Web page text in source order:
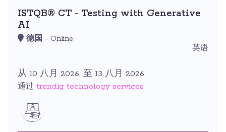
ISTQB® CT - Testing with Generative
AI
德国 - Online
英语
从 10 八月 2026, 至 13 八月 2026
通过 trendig technology services